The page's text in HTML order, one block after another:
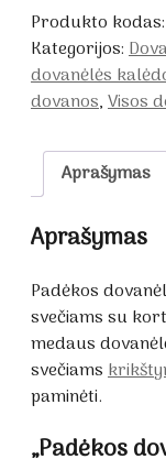
svečiams
-
Mėlyna
Produkto kodas:
Kategorijos:
dovanėlės
dovanos,Visos
Aprašymas
Aprašymas
Padėkos
svečiams su
medaus
svečiams
paminėti.
„Padėkos